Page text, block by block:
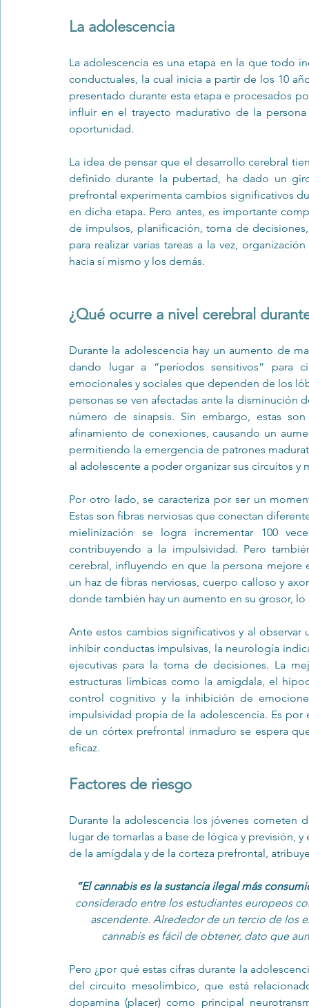
La adolescencia
La adolescencia es una etapa en la que todo
conductuales, la cual inicia a partir de los 10
presentado durante esta etapa e procesados
influir en el trayecto madurativo de la
oportunidad.
La idea de pensar que el desarrollo cerebral
definido durante la pubertad, ha dado un
prefrontal experimenta cambios significativos
en dicha etapa. Pero antes, es importante
de impulsos, planificación, toma de
para realizar varias tareas a la vez,
hacia sí mismo y los demás.
¿Qué ocurre a nivel cerebral
Durante la adolescencia hay un aumento de
dando lugar a “períodos sensitivos” para
emocionales y sociales que dependen de los
personas se ven afectadas ante la disminución
número de sinapsis. Sin embargo, estas
afinamiento de conexiones, causando un
permitiendo la emergencia de patrones
al adolescente a poder organizar sus circuitos
Por otro lado, se caracteriza por ser un
Estas son fibras nerviosas que conectan
mielinización se logra incrementar 100
contribuyendo a la impulsividad. Pero
cerebral, influyendo en que la persona mejore
un haz de fibras nerviosas, cuerpo calloso y
donde también hay un aumento en su grosor,
Ante estos cambios significativos y al
inhibir conductas impulsivas, la neurología
ejecutivas para la toma de decisiones. La
estructuras límbicas como la amígdala, el
control cognitivo y la inhibición de
impulsividad propia de la adolescencia. Es
de un córtex prefrontal inmaduro se espera
eficaz.
Factores de riesgo
Durante la adolescencia los jóvenes cometen
lugar de tomarlas a base de lógica y previsión,
de la amígdala y de la corteza prefrontal,
“El cannabis es la sustancia ilegal más
considerado entre los estudiantes europeos
ascendente. Alrededor de un tercio de los
cannabis es fácil de obtener, dato que
Pero ¿por qué estas cifras durante la
del circuito mesolímbico, que está
dopamina (placer) como principal